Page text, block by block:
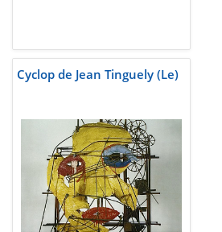
Cyclop de Jean Tinguely (Le)